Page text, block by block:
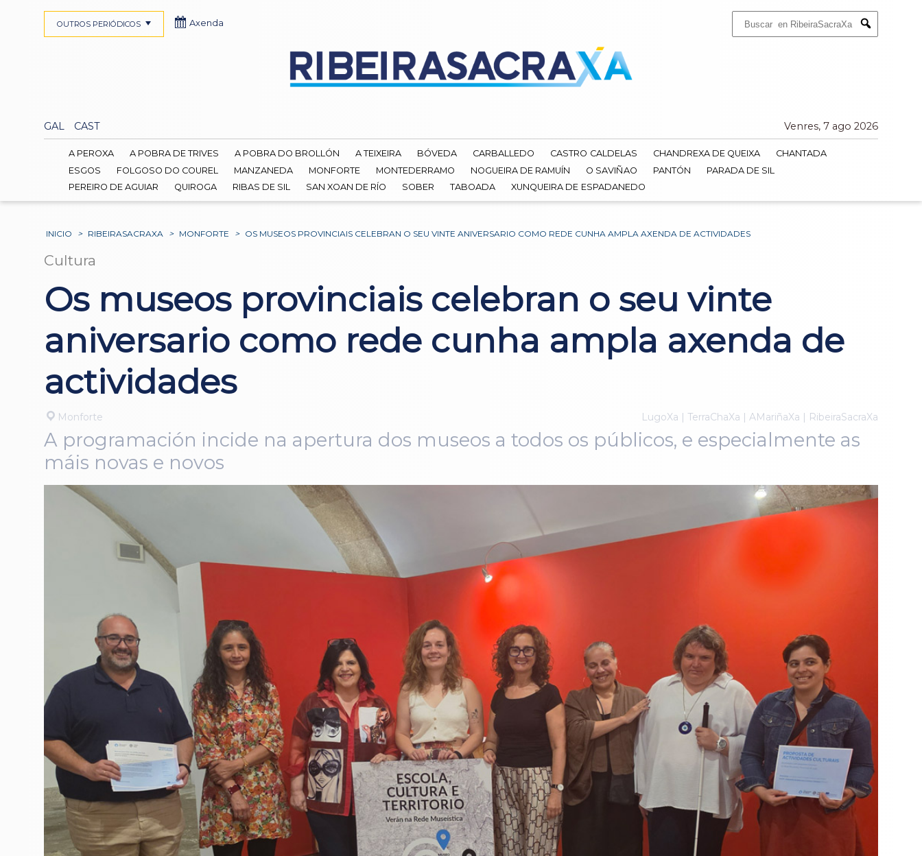
Submit
GAL CAST Venres, 7 ago 2026
OUTROS PERIÓDICOS Axenda
A PEROXA A POBRA DE TRIVES A POBRA DO BROLLÓN A TEIXEIRA BÓVEDA CARBALLEDO CASTRO CALDELAS CHANDREXA DE QUEIXA
CHANTADA
ESGOS
FOLGOSO DO COUREL MANZANEDA MONFORTE MONTEDERRAMO NOGUEIRA DE RAMUÍN O SAVIÑAO PANTÓN
PARADA DE SIL
PEREIRO DE AGUIAR
QUIROGA RIBAS DE SIL SAN XOAN DE RÍO SOBER TABOADA XUNQUEIRA DE ESPADANEDO
INICIO > RIBEIRASACRAXA > MONFORTE > OS MUSEOS PROVINCIAIS CELEBRAN O SEU VINTE ANIVERSARIO COMO REDE CUNHA AMPLA AXENDA DE ACTIVIDADES
Cultura
Os museos provinciais celebran o seu vinte
aniversario como rede cunha ampla axenda de
actividades
Monforte LugoXa | TerraChaXa | AMariñaXa | RibeiraSacraXa
A programación incide na apertura dos museos a todos os públicos, e especialmente as
máis novas e novos